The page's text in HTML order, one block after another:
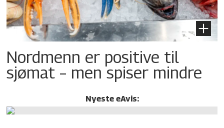
Nordmenn er positive til
sjømat – men spiser mindre
Nyeste eAvis: